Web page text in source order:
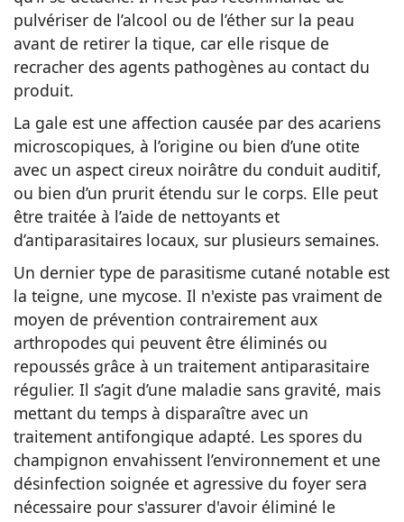
pulvériser de l’alcool ou de l’éther sur la peau
avant de retirer la tique, car elle risque de
recracher des agents pathogènes au contact du
produit.
La gale est une affection causée par des acariens
microscopiques, à l’origine ou bien d’une otite
avec un aspect cireux noirâtre du conduit auditif,
ou bien d’un prurit étendu sur le corps. Elle peut
être traitée à l’aide de nettoyants et
d’antiparasitaires locaux, sur plusieurs semaines.
Un dernier type de parasitisme cutané notable est
la teigne, une mycose. Il n'existe pas vraiment de
moyen de prévention contrairement aux
arthropodes qui peuvent être éliminés ou
repoussés grâce à un traitement antiparasitaire
régulier. Il s’agit d’une maladie sans gravité, mais
mettant du temps à disparaître avec un
traitement antifongique adapté. Les spores du
champignon envahissent l’environnement et une
désinfection soignée et agressive du foyer sera
nécessaire pour s'assurer d'avoir éliminé le